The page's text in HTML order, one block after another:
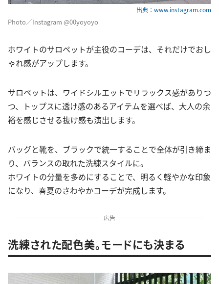
出典：www.instagram.com
Photo／Instagram @00yoyoyo
ホワイトのサロペットが主役のコーデは、それだけでおし
ゃれ感がアップします。
サロペットは、ワイドシルエットでリラックス感がありつ
つ、トップスに透け感のあるアイテムを選べば、大人の余
裕を感じさせる抜け感も演出します。
バッグと靴を、ブラックで統一することで全体が引き締ま
り、バランスの取れた洗練スタイルに。
ホワイトの分量を多めにすることで、明るく軽やかな印象
になり、春夏のさわやかコーデが完成します。
広告
洗練された配色美。モードにも決まる